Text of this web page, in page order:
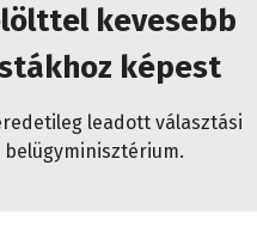
kevesebb
képest
leadott választási